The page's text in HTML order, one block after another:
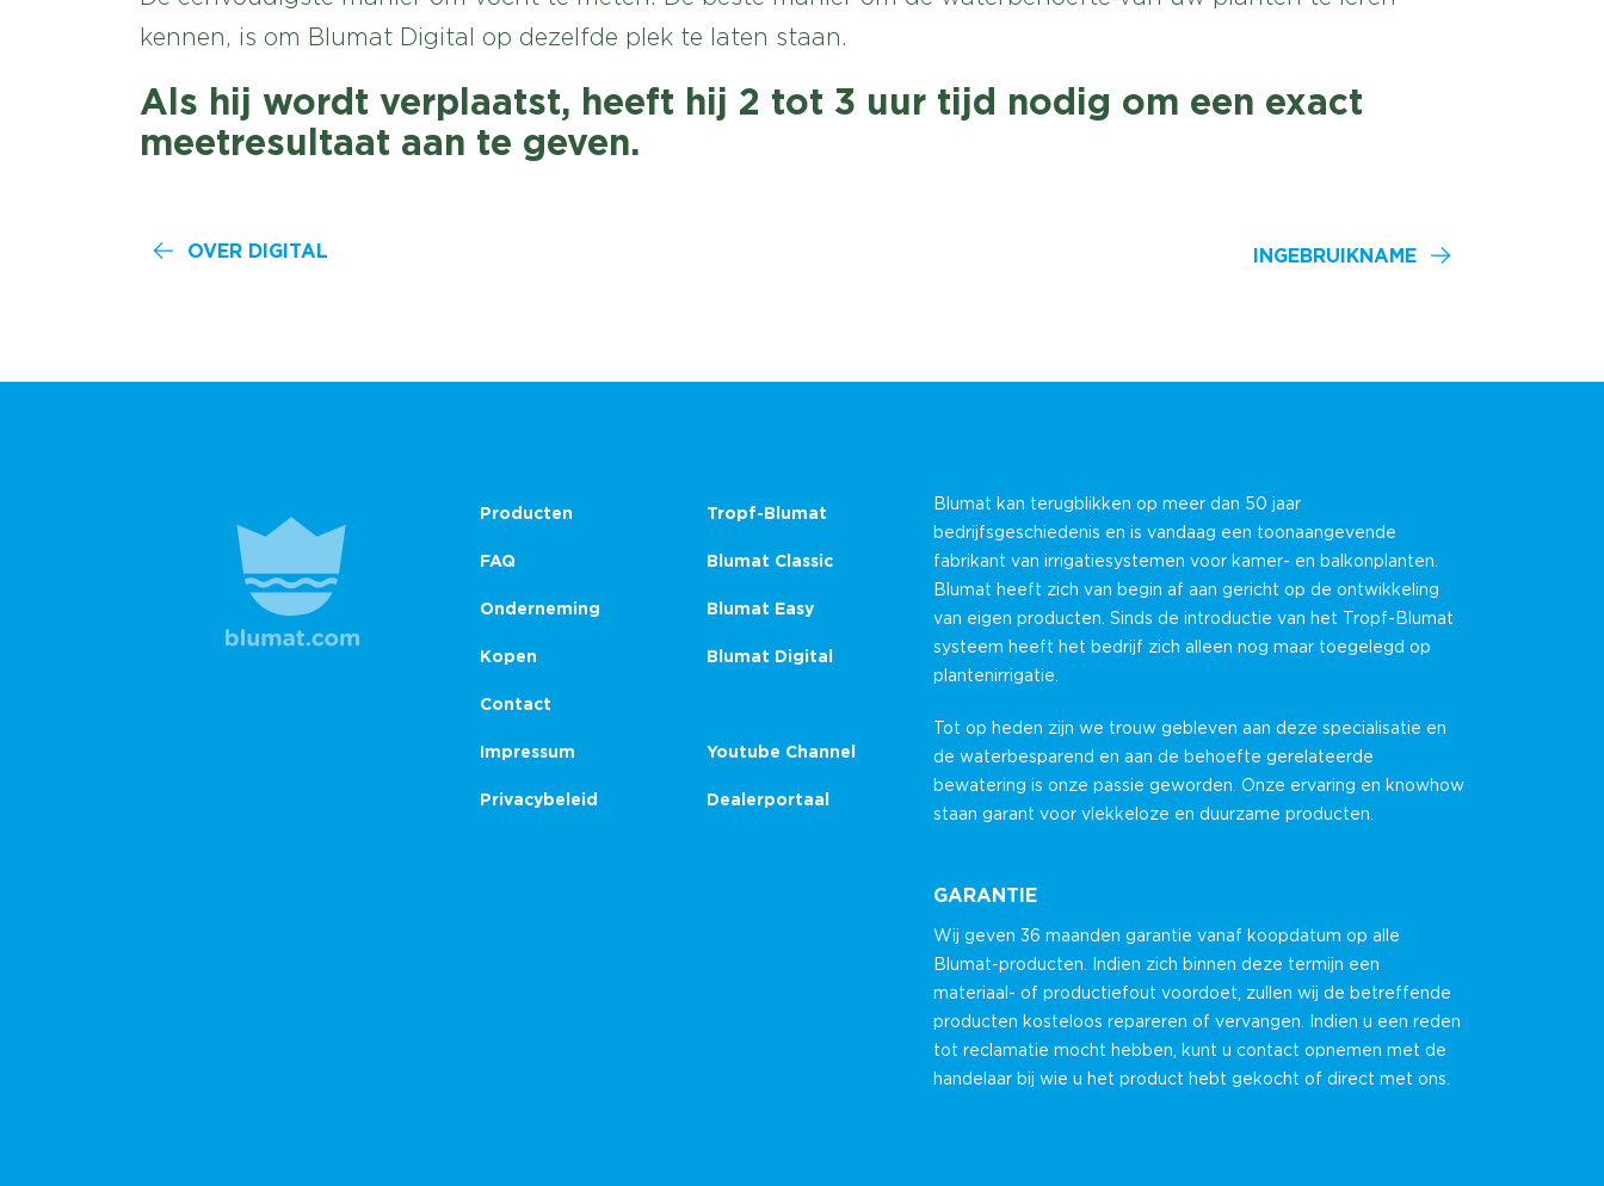
kennen, is om Blumat Digital op dezelfde plek te laten staan.
Als hij wordt verplaatst, heeft hij 2 tot 3 uur tijd nodig om een exact
meetresultaat aan te geven.
OVER DIGITAL INGEBRUIKNAME
Producten
FAQ
Onderneming
Kopen
Contact
Impressum
Privacybeleid
Tropf-Blumat
Blumat Classic
Blumat Easy
Blumat Digital
Youtube Channel
Dealerportaal
Blumat kan terugblikken op meer dan 50 jaar
bedrijfsgeschiedenis en is vandaag een toonaangevende
fabrikant van irrigatiesystemen voor kamer- en balkonplanten.
Blumat heeft zich van begin af aan gericht op de ontwikkeling
van eigen producten. Sinds de introductie van het Tropf-Blumat
systeem heeft het bedrijf zich alleen nog maar toegelegd op
plantenirrigatie.
Tot op heden zijn we trouw gebleven aan deze specialisatie en
de waterbesparend en aan de behoefte gerelateerde
bewatering is onze passie geworden. Onze ervaring en knowhow
staan garant voor vlekkeloze en duurzame producten.
GARANTIE
Wij geven 36 maanden garantie vanaf koopdatum op alle
Blumat-producten. Indien zich binnen deze termijn een
materiaal- of productiefout voordoet, zullen wij de betreffende
producten kosteloos repareren of vervangen. Indien u een reden
tot reclamatie mocht hebben, kunt u contact opnemen met de
handelaar bij wie u het product hebt gekocht of direct met ons.